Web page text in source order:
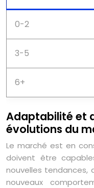
0-2
3-5
6+
Adaptabilité et
évolutions du
Le marché est en
doivent être
nouvelles tendances,
nouveaux